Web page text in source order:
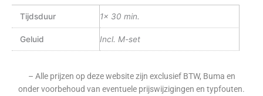
Tijdsduur 1x 30 min.
Geluid Incl. M-set
– Alle prijzen op deze website zijn exclusief BTW, Buma en
onder voorbehoud van eventuele prijswijzigingen en typfouten.